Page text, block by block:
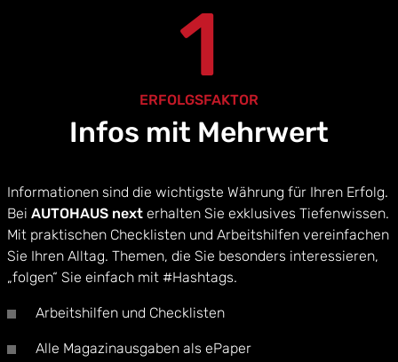
1
ERFOLGSFAKTOR
Infos mit Mehrwert
Informationen sind die wichtigste Währung für Ihren Erfolg.
Bei AUTOHAUS next erhalten Sie exklusives Tiefenwissen.
Mit praktischen Checklisten und Arbeitshilfen vereinfachen
Sie Ihren Alltag. Themen, die Sie besonders interessieren,
„folgen“ Sie einfach mit #Hashtags.
Arbeitshilfen und Checklisten
Alle Magazinausgaben als ePaper